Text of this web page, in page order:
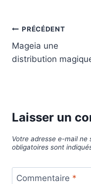
Navigation
de
PRÉCÉDENT
Mageia une
distribution
Laisser un
Votre adresse e-mail ne
obligatoires sont
Commentaire *